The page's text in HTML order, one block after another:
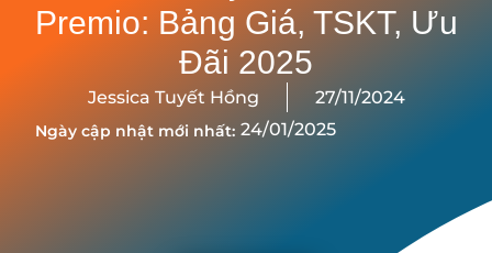
Premio: Bảng Giá, TSKT, Ưu
Đãi 2025
Jessica Tuyết Hồng 27/11/2024
Ngày cập nhật mới nhất: 24/01/2025